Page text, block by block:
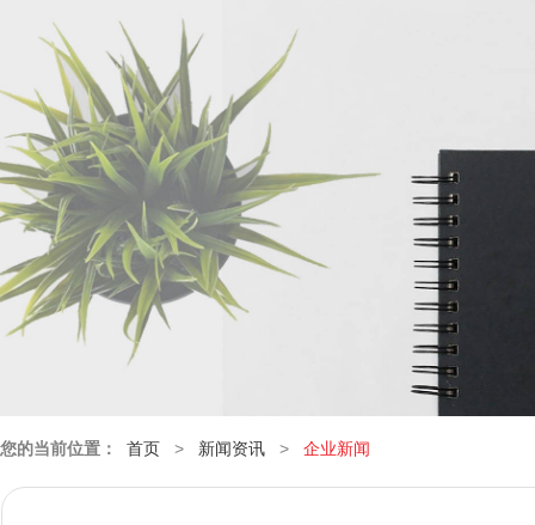
您的当前位置： 首页 > 新闻资讯 > 企业新闻